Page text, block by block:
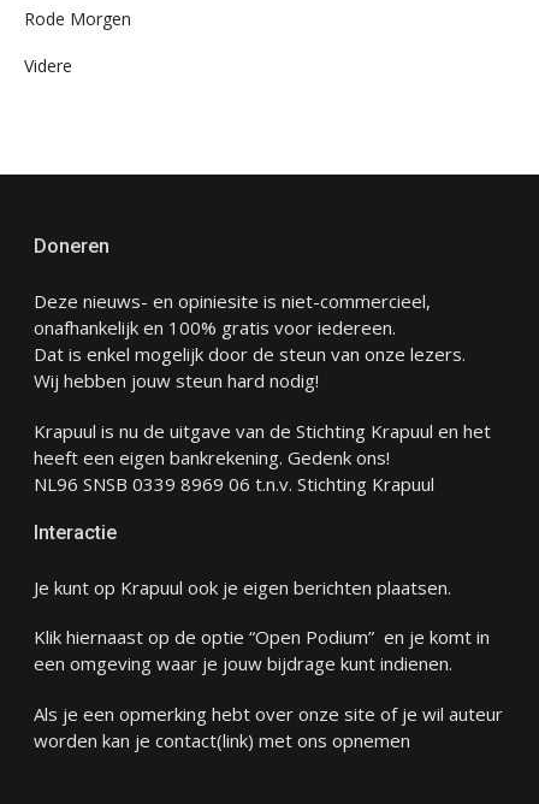
Rode Morgen
Videre
Doneren
Deze nieuws- en opiniesite is niet-commercieel,
onafhankelijk en 100% gratis voor iedereen.
Dat is enkel mogelijk door de steun van onze lezers.
Wij hebben jouw steun hard nodig!
Krapuul is nu de uitgave van de Stichting Krapuul en het
heeft een eigen bankrekening. Gedenk ons!
NL96 SNSB 0339 8969 06 t.n.v. Stichting Krapuul
Interactie
Je kunt op Krapuul ook je eigen berichten plaatsen.
Klik hiernaast op de optie “Open Podium” en je komt in
een omgeving waar je jouw bijdrage kunt indienen.
Als je een opmerking hebt over onze site of je wil auteur
worden kan je contact(link) met ons opnemen